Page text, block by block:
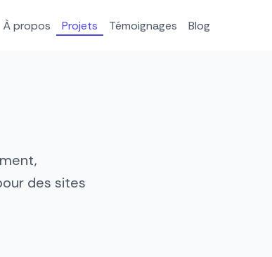
À propos Projets Témoignages Blog
des sites